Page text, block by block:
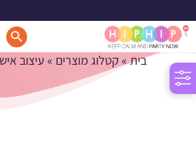
בית» קטלוג מוצרים » עיצוב